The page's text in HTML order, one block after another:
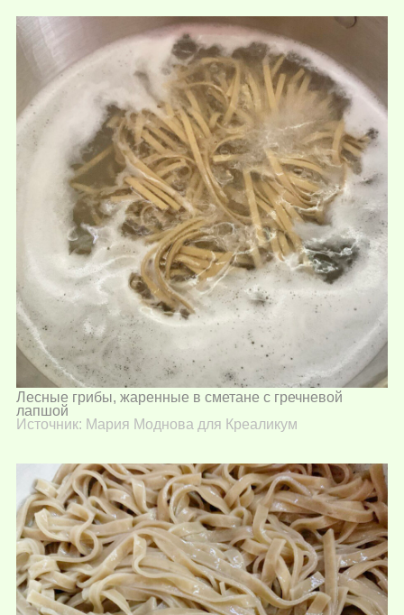
Лесные грибы, жаренные в сметане с гречневой
лапшой
Источник: Мария Моднова для Креаликум